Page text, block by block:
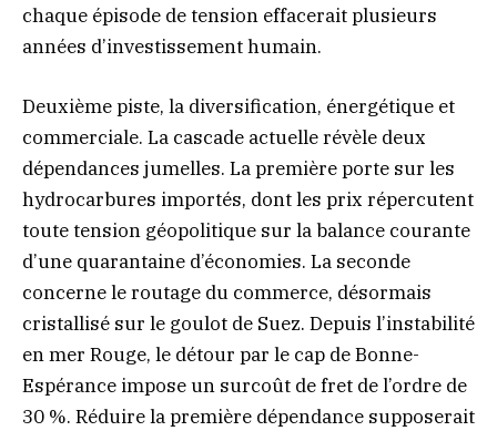
chaque épisode de tension effacerait plusieurs
années d’investissement humain.
Deuxième piste, la diversification, énergétique et
commerciale. La cascade actuelle révèle deux
dépendances jumelles. La première porte sur les
hydrocarbures importés, dont les prix répercutent
toute tension géopolitique sur la balance courante
d’une quarantaine d’économies. La seconde
concerne le routage du commerce, désormais
cristallisé sur le goulot de Suez. Depuis l’instabilité
en mer Rouge, le détour par le cap de Bonne-
Espérance impose un surcoût de fret de l’ordre de
30 %. Réduire la première dépendance supposerait